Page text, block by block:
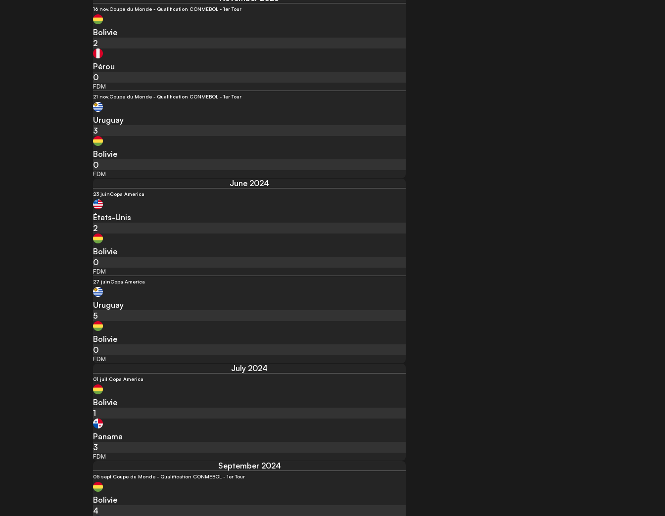
16 nov. Coupe du Monde - Qualification CONMEBOL - 1er Tour
Bolivie
2
Pérou
0
FDM
21 nov. Coupe du Monde - Qualification CONMEBOL - 1er Tour
Uruguay
3
Bolivie
0
FDM
June 2024
23 juinCopa America
États-Unis
2
Bolivie
0
FDM
27 juinCopa America
Uruguay
5
Bolivie
0
FDM
July 2024
01 juil. Copa America
Bolivie
1
Panama
3
FDM
September 2024
05 sept. Coupe du Monde - Qualification CONMEBOL - 1er Tour
Bolivie
4